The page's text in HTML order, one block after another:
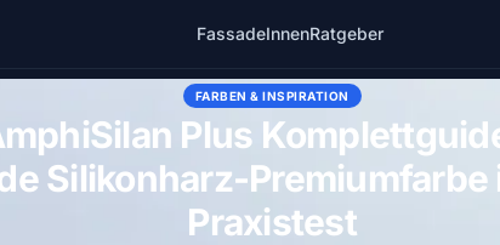
FassadeInnenRatgeber
FARBEN & INSPIRATION
Plus
Silikonharz-Premiumfarbe
Praxistest